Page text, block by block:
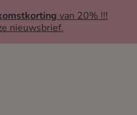
van 20% !!!
nieuwsbrief.